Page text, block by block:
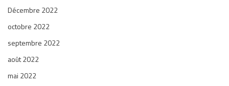
Décembre 2022
octobre 2022
septembre 2022
août 2022
mai 2022